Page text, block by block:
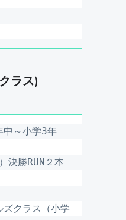
ラス)
中～小学3年
決勝RUN２本
ズクラス（小学